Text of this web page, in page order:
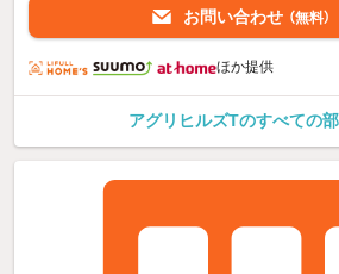
お問い合わせ （無料）
ほか提供
アグリヒルズTのすべての